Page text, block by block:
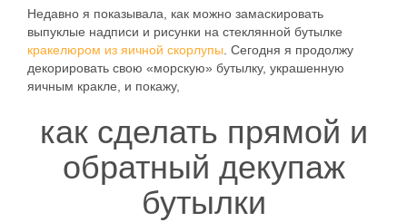
Недавно я показывала, как можно замаскировать
выпуклые надписи и рисунки на стеклянной бутылке
кракелюром из яичной скорлупы . Сегодня я продолжу
декорировать свою «морскую» бутылку, украшенную
яичным кракле, и покажу,
как сделать прямой и
обратный декупаж
бутылки